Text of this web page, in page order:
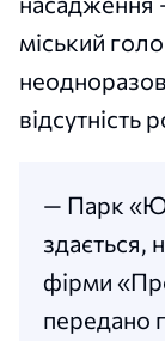
міський
відсутність
— Парк
здається,
фірми
передано